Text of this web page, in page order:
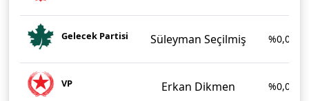
Gelecek Partisi Süleyman Seçilmiş %0,09
VP Erkan Dikmen %0,04